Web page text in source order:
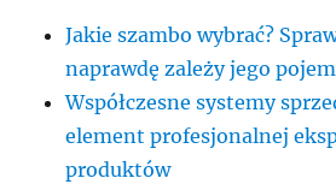
Jakie szambo wybrać?
naprawdę zależy jego
Współczesne systemy
element profesjonalnej
produktów